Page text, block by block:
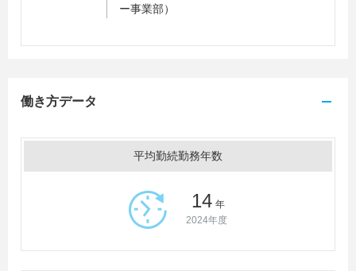
ー事業部）
働き方データ
平均勤続勤務年数
14 年
2024年度